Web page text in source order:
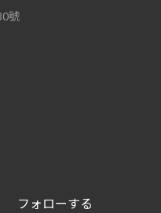
號
フォローする